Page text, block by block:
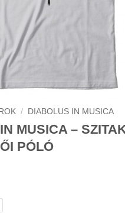
/ DIABOLUS IN MUSICA
MUSICA –
PÓLÓ